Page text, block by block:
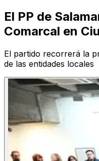
El PP de
Comarcal en
El partido recorrerá la
de las entidades locales